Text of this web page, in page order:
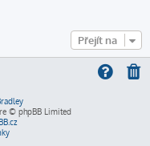
Přejít na
© phpBB Limited